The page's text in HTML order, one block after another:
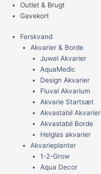
Outlet & Brugt
Gavekort
Ferskvand
Akvarier & Borde
Juwel Akvarier
AquaMedic
Design Akvarier
Fluval Akvarium
Akvarie Startsæt
Akvastabil Akvarier
Akvastabil Borde
Helglas akvarier
Akvarieplanter
1-2-Grow
Aqua Decor